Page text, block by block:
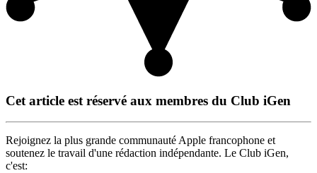
Cet article est réservé aux membres du Club iGen
Rejoignez la plus grande communauté Apple francophone et
soutenez le travail d'une rédaction indépendante. Le Club iGen,
c'est: